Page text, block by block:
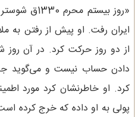
«روز بیستم
ایران رفت. او پیش از رفتن به
از دو روز حرکت کرد. در آن
دادن حساب نیست و می‌گوید
کرد. او خاطرنشان کرد مورد
پولی به او داده که خرج کرده